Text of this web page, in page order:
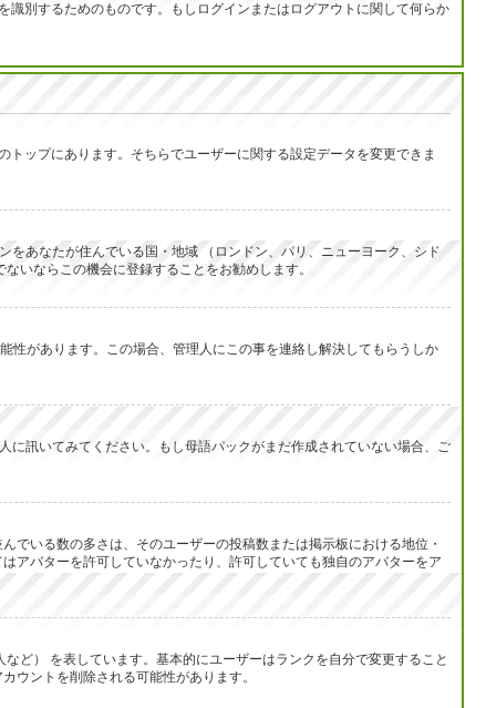
別するためのものです。もしログインまたはログアウトに関して何らか
ップにあります。そちらでユーザーに関する設定データを変更できま
あなたが住んでいる国・地域 （ロンドン、パリ、ニューヨーク、シド
いならこの機会に登録することをお勧めします。
性があります。この場合、管理人にこの事を連絡し解決してもらうしか
に訊いてみてください。もし母語パックがまだ作成されていない場合、ご
でいる数の多さは、そのユーザーの投稿数または掲示板における地位・
アバターを許可していなかったり、許可していても独自のアバターをア
ど） を表しています。基本的にユーザーはランクを自分で変更すること
ウントを削除される可能性があります。